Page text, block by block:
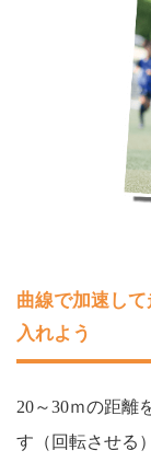
曲線で加速し
入れよう
20～30ｍの距離
す（回転させる